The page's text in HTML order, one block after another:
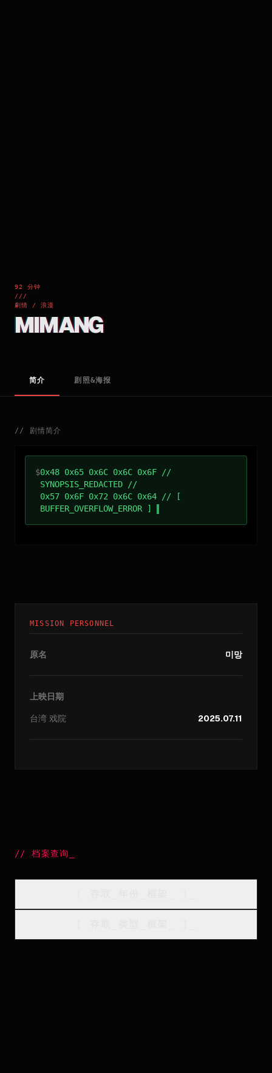
92 分钟
///
劇情 / 浪漫
MIMANG
简介 剧照&海报
// 剧情简介
$0x48 0x65 0x6C 0x6C 0x6F //
SYNOPSIS_REDACTED //
0x57 0x6F 0x72 0x6C 0x64 // [
BUFFER_OVERFLOW_ERROR ]
MISSION PERSONNEL
原名 미망
上映日期
台湾 戏院 2025.07.11
//档案查询